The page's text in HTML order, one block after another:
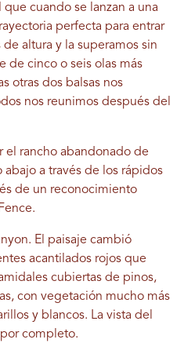
cuando se lanzan a una
perfecta para entrar
altura y la superamos sin
de cinco o seis olas más
otras dos balsas nos
nos reunimos después del
el rancho abandonado de
abajo a través de los rápidos
de un reconocimiento
El paisaje cambió
acantilados rojos que
cubiertas de pinos,
con vegetación mucho más
y blancos. La vista del
completo.